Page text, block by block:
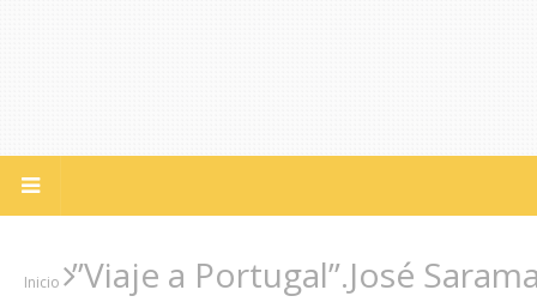
Inicio ”Viaje a Portugal”.José